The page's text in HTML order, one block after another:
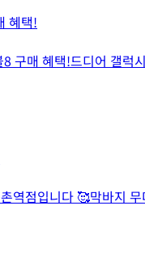
혜택!
구매 혜택!드디어 갤
역점입니다 🥰막바지